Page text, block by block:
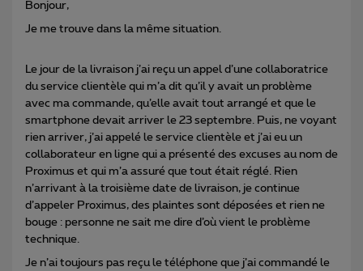
Bonjour,
Je me trouve dans la même situation.
Le jour de la livraison j’ai reçu un appel d’une collaboratrice
du service clientèle qui m’a dit qu’il y avait un problème
avec ma commande, qu’elle avait tout arrangé et que le
smartphone devait arriver le 23 septembre. Puis, ne voyant
rien arriver, j’ai appelé le service clientèle et j’ai eu un
collaborateur en ligne qui a présenté des excuses au nom de
Proximus et qui m’a assuré que tout était réglé. Rien
n’arrivant à la troisième date de livraison, je continue
d’appeler Proximus, des plaintes sont déposées et rien ne
bouge : personne ne sait me dire d’où vient le problème
technique.
Je n’ai toujours pas reçu le téléphone que j’ai commandé le